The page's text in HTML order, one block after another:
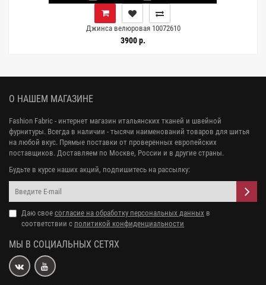
Джинса велюровая 10072610
3900 р.
О НАШЕМ МАГАЗИНЕ
Fashion Fabric - интернет магазин итальянских тканей и швейной
фурнитуры. Всегда в наличии - тысячи наименований товаров для шитья
на любой вкус. Прямые поставки от проверенных европейских
поставщиков. Доставляем по Москве, России и в другие страны.
Будьте в курсе наших акций, подпишитесь на рассылку:
Даю свое согласие на обработку персональных данных в
соответствии с политикой конфиденциальности
МЫ В СОЦИАЛЬНЫХ СЕТЯХ